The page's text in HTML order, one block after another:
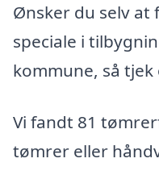
Ønsker du selv at
speciale i
kommune, så
Vi fandt 81
tømrer eller